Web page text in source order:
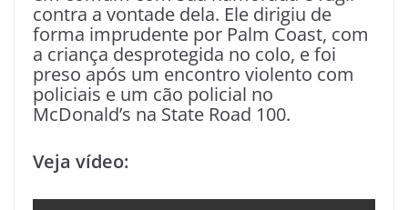
contra a vontade dela. Ele dirigiu de
forma imprudente por Palm Coast, com
a criança desprotegida no colo, e foi
preso após um encontro violento com
policiais e um cão policial no
McDonald’s na State Road 100.
Veja vídeo: